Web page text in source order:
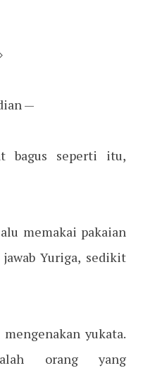
—
bagus seperti itu,
memakai pakaian
Yuriga, sedikit
yukata.
orang yang